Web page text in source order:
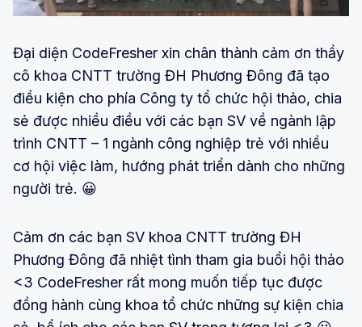
Đại diện CodeFresher xin chân thành cảm ơn thầy
cô khoa CNTT trường ĐH Phương Đông đã tạo
điều kiện cho phía Công ty tổ chức hội thảo, chia
sẻ được nhiều điều với các bạn SV về ngành lập
trình CNTT – 1 ngành công nghiệp trẻ với nhiều
cơ hội việc làm, hướng phát triển dành cho những
người trẻ. 😀
Cảm ơn các bạn SV khoa CNTT trường ĐH
Phương Đông đã nhiệt tình tham gia buổi hội thảo
<3 CodeFresher rất mong muốn tiếp tục được
đồng hành cùng khoa tổ chức những sự kiện chia